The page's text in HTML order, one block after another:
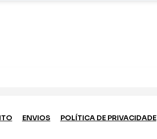
ENVIOS POLÍTICA DE PRIVACIDADE